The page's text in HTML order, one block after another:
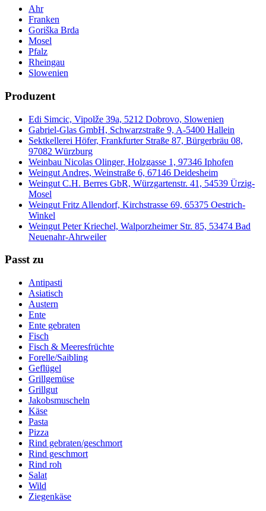
Ahr
Franken
Goriška Brda
Mosel
Pfalz
Rheingau
Slowenien
Produzent
Edi Simcic, Vipolže 39a, 5212 Dobrovo, Slowenien
Gabriel-Glas GmbH, Schwarzstraße 9, A-5400 Hallein
Sektkellerei Höfer, Frankfurter Straße 87, Bürgerbräu 08,
97082 Würzburg
Weinbau Nicolas Olinger, Holzgasse 1, 97346 Iphofen
Weingut Andres, Weinstraße 6, 67146 Deidesheim
Weingut C.H. Berres GbR, Würzgartenstr. 41, 54539 Ürzig-
Mosel
Weingut Fritz Allendorf, Kirchstrasse 69, 65375 Oestrich-
Winkel
Weingut Peter Kriechel, Walporzheimer Str. 85, 53474 Bad
Neuenahr-Ahrweiler
Passt zu
Antipasti
Asiatisch
Austern
Ente
Ente gebraten
Fisch
Fisch & Meeresfrüchte
Forelle/Saibling
Geflügel
Grillgemüse
Grillgut
Jakobsmuscheln
Käse
Pasta
Pizza
Rind gebraten/geschmort
Rind geschmort
Rind roh
Salat
Wild
Ziegenkäse